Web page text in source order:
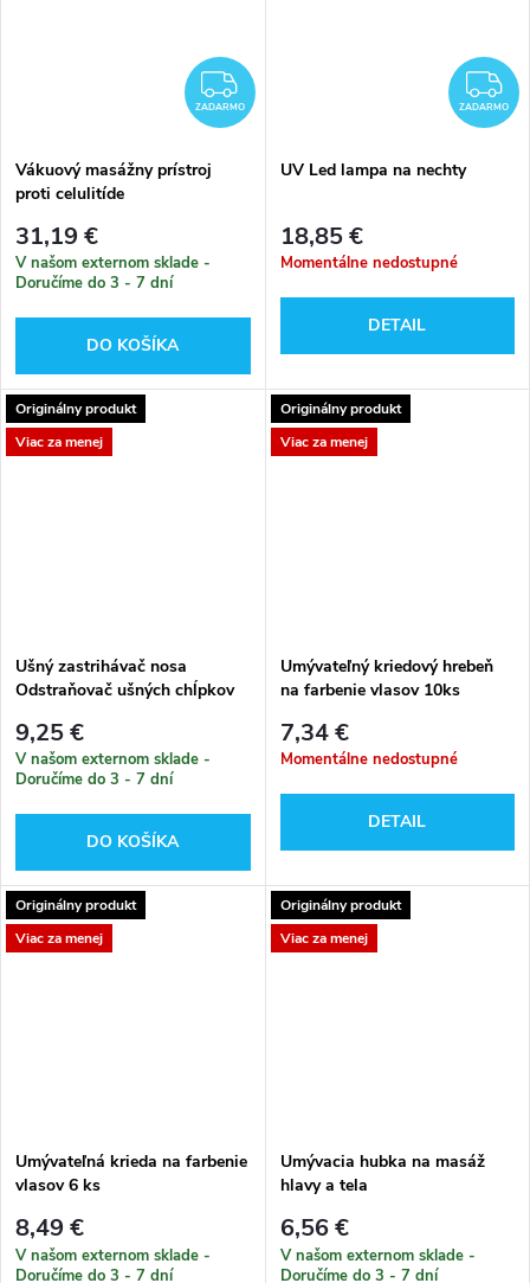
ZADARMO
ZADARMO
Vákuový masážny prístroj
proti celulitíde
31,19 €
V našom externom sklade -
Doručíme do 3 - 7 dní
DO KOŠÍKA
ZADARMO
UV Led lampa na nechty
18,85 €
Momentálne nedostupné
DETAIL
Originálny produkt
Viac za menej
Ušný zastrihávač nosa
Odstraňovač ušných chĺpkov
9,25 €
V našom externom sklade -
Doručíme do 3 - 7 dní
DO KOŠÍKA
Originálny produkt
Viac za menej
Umývateľný kriedový hrebeň
na farbenie vlasov 10ks
7,34 €
Momentálne nedostupné
DETAIL
Originálny produkt
Viac za menej
Umývateľná krieda na farbenie
vlasov 6 ks
8,49 €
V našom externom sklade -
Doručíme do 3 - 7 dní
Originálny produkt
Viac za menej
Umývacia hubka na masáž
hlavy a tela
6,56 €
V našom externom sklade -
Doručíme do 3 - 7 dní